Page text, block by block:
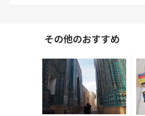
その他のおすすめ